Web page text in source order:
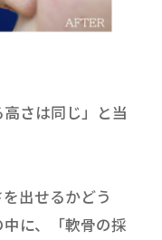
さは同じ」と当
出せるかどう
に、「軟骨の採